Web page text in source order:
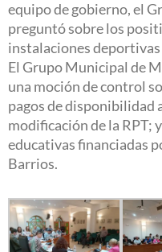
equipo de gobierno, el
preguntó sobre los
instalaciones deportivas
El Grupo Municipal de
una moción de control
pagos de disponibilidad
modificación de la RPT;
educativas financiadas
Barrios.